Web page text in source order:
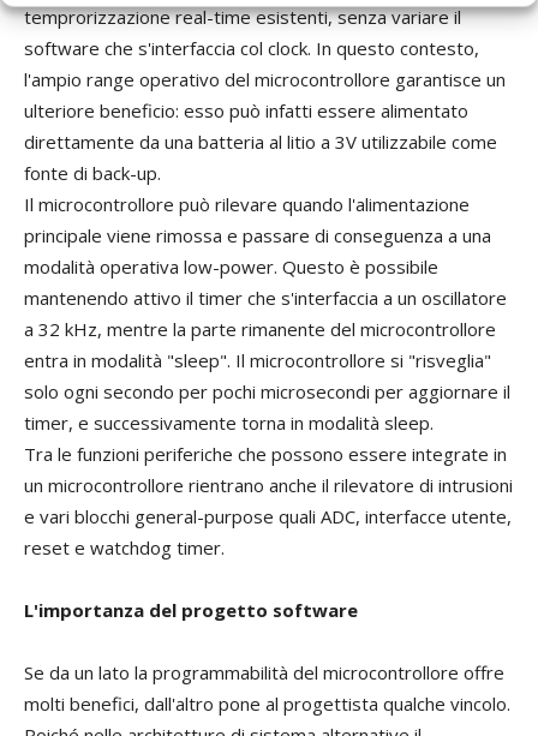
temprorizzazione real-time esistenti, senza variare il
software che s'interfaccia col clock. In questo contesto,
l'ampio range operativo del microcontrollore garantisce un
ulteriore beneficio: esso può infatti essere alimentato
direttamente da una batteria al litio a 3V utilizzabile come
fonte di back-up.
Il microcontrollore può rilevare quando l'alimentazione
principale viene rimossa e passare di conseguenza a una
modalità operativa low-power. Questo è possibile
mantenendo attivo il timer che s'interfaccia a un oscillatore
a 32 kHz, mentre la parte rimanente del microcontrollore
entra in modalità "sleep". Il microcontrollore si "risveglia"
solo ogni secondo per pochi microsecondi per aggiornare il
timer, e successivamente torna in modalità sleep.
Tra le funzioni periferiche che possono essere integrate in
un microcontrollore rientrano anche il rilevatore di intrusioni
e vari blocchi general-purpose quali ADC, interfacce utente,
reset e watchdog timer.
L'importanza del progetto software
Se da un lato la programmabilità del microcontrollore offre
molti benefici, dall'altro pone al progettista qualche vincolo.